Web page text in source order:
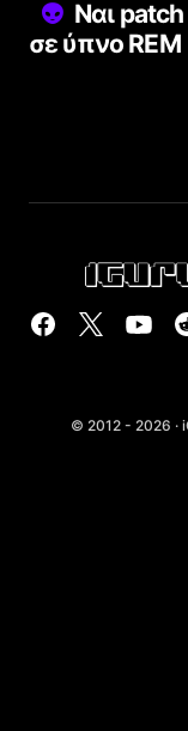
Ναι
σε ύπνο REM
© 2012 - 2026 ·